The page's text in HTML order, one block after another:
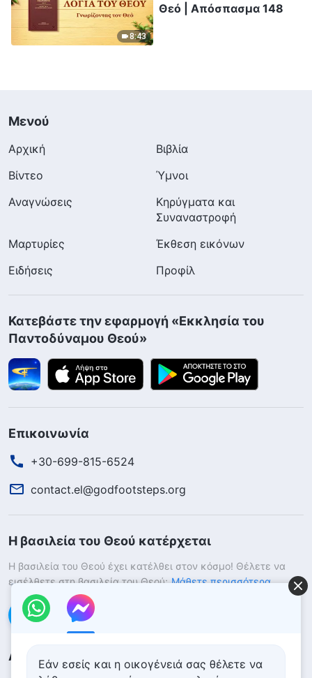
8:43
Θεό | Απόσπασμα 148
Μενού
Αρχική
Βιβλία
Βίντεο
Ύμνοι
Αναγνώσεις
Κηρύγματα και
Συναναστροφή
Μαρτυρίες
Έκθεση εικόνων
Ειδήσεις
Προφίλ
Κατεβάστε την εφαρμογή «Εκκλησία του
Παντοδύναμου Θεού»
Επικοινωνία
+30-699-815-6524
contact.el@godfootsteps.org
Η βασιλεία του Θεού κατέρχεται
Η βασιλεία του Θεού έχει κατέλθει στον κόσμο! Θέλετε να
εισέλθετε στη βασιλεία του Θεού; Μάθετε περισσότερα
Επικοινωνήστε μαζί μας μέσω Messenger
Ακολουθήστε μας
Εάν εσείς και η οικογένειά σας θέλετε να